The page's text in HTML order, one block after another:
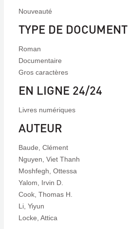
Nouveauté
TYPE DE DOCUMENT
Roman
Documentaire
Gros caractères
EN LIGNE 24/24
Livres numériques
AUTEUR
Baude, Clément
Nguyen, Viet Thanh
Moshfegh, Ottessa
Yalom, Irvin D.
Cook, Thomas H.
Li, Yiyun
Locke, Attica